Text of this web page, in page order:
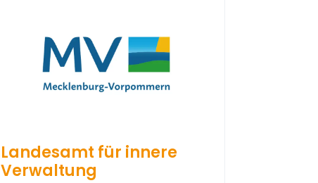
Landesamt für innere
Verwaltung